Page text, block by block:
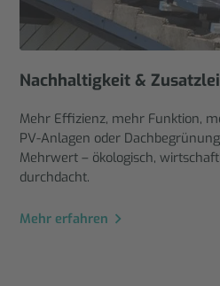
Nachhaltigkeit &
Mehr Effizienz, mehr Funktion,
PV-Anlagen oder
Mehrwert – ökologisch,
durchdacht.
Mehr erfahren